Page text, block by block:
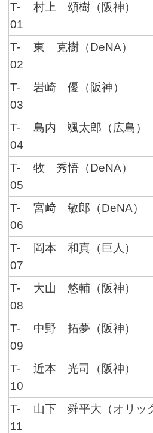
T-
01
村上 頌樹（阪神）
T-
02
東 克樹（DeNA）
T-
03
岩崎 優（阪神）
T-
04
島内 颯太郎（広島）
T-
05
牧 秀悟（DeNA）
T-
06
宮﨑 敏郎（DeNA）
T-
07
岡本 和真（巨人）
T-
08
大山 悠輔（阪神）
T-
09
中野 拓夢（阪神）
T-
10
近本 光司（阪神）
T-
11
山下 舜平大（オリッ